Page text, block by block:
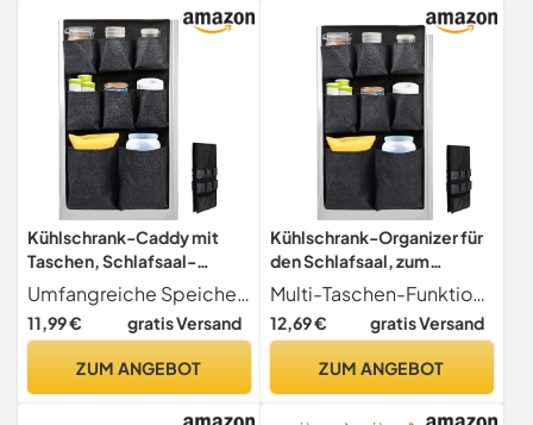
Kühlschrank-Caddy mit
Taschen, Schlafsaal-
Organizer, Besteck-
Aufbewahrungsregal,
Getränke-Organizer,
Aufbewahrung, 160 x 32 cm
Umfangreiche Speicherkapazität Der Kühlschrank-Caddy verfügt über 15 Taschen, die reichlich Platz bieten, um eine Vielzahl von Gegenständen wie Besteck, Getränke und Papierwaren zu organisieren. Dieses umfangreiche Taschensystem hilft, Ihren Kühlschrank oder Schlafsaal organisiert und aufgeräumt zu halten.
11,99 € gratis Versand
ZUM ANGEBOT
Kühlschrank-Organizer für
den Schlafsaal, zum
Aufhängen, Organizer für
Wohnheim, mit 15 Taschen,
Kühlschrank-Organizer für
Papierwaren
Multi-Taschen-Funktion Organisieren Sie Ihre Küchen-Must-Haves effizient mit dem Multi-Taschen-Design dieses Kühlschrank-Organizers für Schlafsäle. Es kann eine Vielzahl von Küchenutensilien mit Taschen unterschiedlicher Größe aufbewahren, was die Verwaltung erleichtert
12,69 € gratis Versand
ZUM ANGEBOT